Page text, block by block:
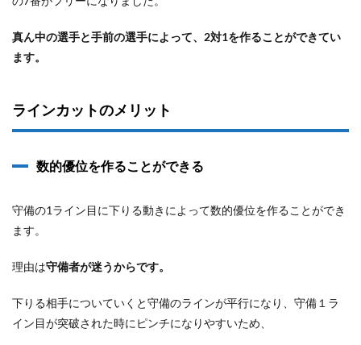
真ん中の選手と手前の選手によって、2対1を作ることができてい
ます。
ラインカットのメリット
数的優位を作ることができる
守備の1ライン目に下りる動きによって数的優位を作ることができ
ます。
理由は守備者が迷うからです。
下りる相手についていくと守備のラインが平行になり、守備１ラ
イン目が突破された時にピンチになりやすいため、